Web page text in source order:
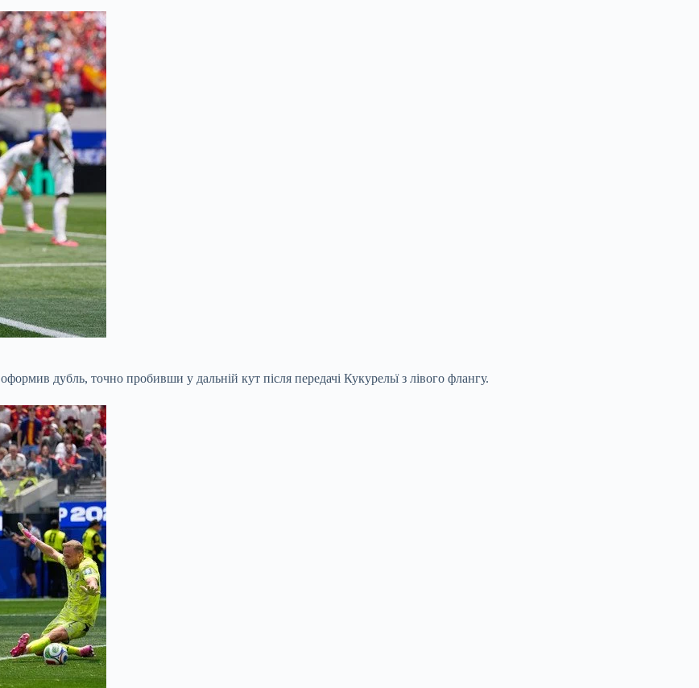
оформив дубль, точно пробивши у дальній кут після передачі Кукурельї з лівого флангу.